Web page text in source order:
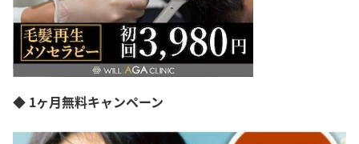
◆ 1ヶ月無料キャンペーン